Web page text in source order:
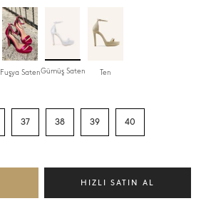
Fuşya SatenGümüş Saten Ten
37 38 39 40